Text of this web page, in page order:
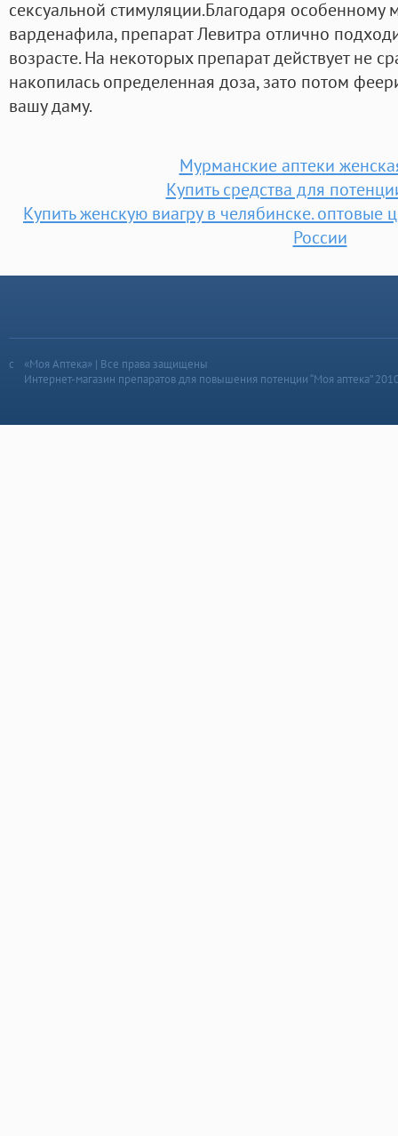
сексуальной стимуляции.Благодаря особенному
варденафила, препарат Левитра отлично
возрасте. На некоторых препарат действует не
накопилась определенная доза, зато потом
вашу даму.
Мурманские аптеки
Купить средства для
Купить женскую виагру в челябинске. оптовые
России
«Моя Аптека» | Все права защищены
Интернет-магазин препаратов для повышения потенции “Моя аптека”